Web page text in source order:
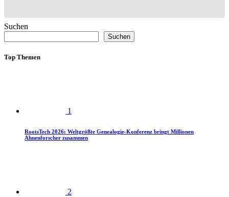
Suchen
Suchen
Top Themen
1
RootsTech 2026: Weltgrößte Genealogie-Konferenz bringt Millionen
Ahnenforscher zusammen
2